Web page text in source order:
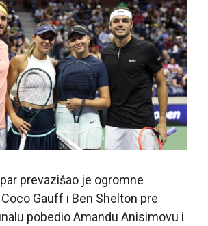
prevazišao je ogromne
Gauff i Ben Shelton pre
pobedio Amandu Anisimovu i